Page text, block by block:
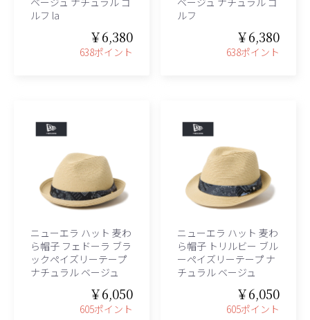
ルフ la
￥6,380
638ポイント
ルフ
￥6,380
638ポイント
ニューエラ ハット 麦わ
ら帽子 フェドーラ ブラ
ックペイズリーテープ
ナチュラル ベージュ
￥6,050
605ポイント
ニューエラ ハット 麦わ
ら帽子 トリルビー ブル
ーペイズリーテープ ナ
チュラル ベージュ
￥6,050
605ポイント